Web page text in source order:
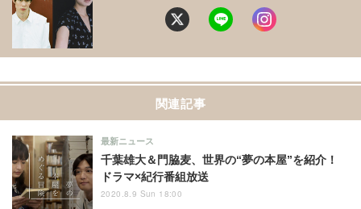
関連記事
千葉雄大＆門脇麦、世界の“夢の本屋”を紹介！
ドラマ×紀行番組放送
最新ニュース
2020.8.9 Sun 18:00